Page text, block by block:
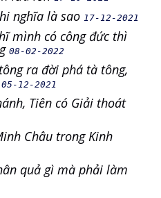
nghĩa là sao 17-12-2021
mình có công đức thì
08-02-2022
ra đời phá tà tông,
05-12-2021
Tiên có Giải thoát
Châu trong Kinh
quả gì mà phải làm